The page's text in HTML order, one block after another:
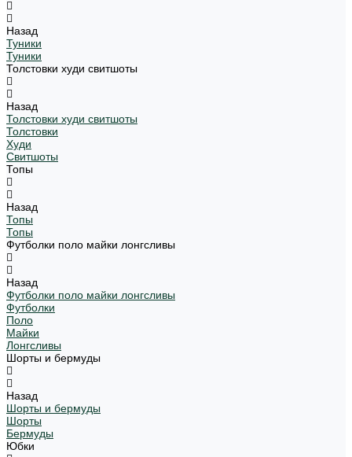
Назад
Туники
Туники
Толстовки худи свитшоты
Назад
Толстовки худи свитшоты
Толстовки
Худи
Свитшоты
Топы
Назад
Топы
Топы
Футболки поло майки лонгсливы
Назад
Футболки поло майки лонгсливы
Футболки
Поло
Майки
Лонгсливы
Шорты и бермуды
Назад
Шорты и бермуды
Шорты
Бермуды
Юбки